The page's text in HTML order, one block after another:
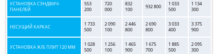
УСТАНОВКА СЭНДВИЧ-
ПАНЕЛЕЙ
553
200
720
000
832
100
932 800
1 033
500
1 134
300
НЕСУЩИЙ КАРКАС
1 733
500
2 090
100
2 446
800
2 690
800
3 033
400
3 375
900
УСТАНОВКА Ж/Б ПЛИТ 120 ММ
1 028
500
1 256
100
1 465
900
1 675
700
1 885
500
2 095
300